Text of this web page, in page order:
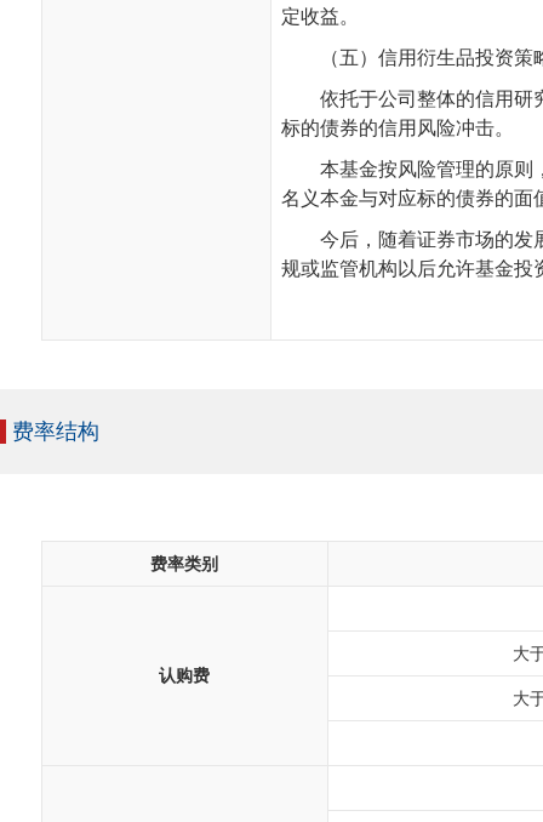
定收益。
（五）信用衍生品投资策
依托于公司整体的信用研
标的债券的信用风险冲击。
本基金按风险管理的原则
名义本金与对应标的债券的面
今后，随着证券市场的发
规或监管机构以后允许基金投
费率结构
费率类别
认购费
大
大